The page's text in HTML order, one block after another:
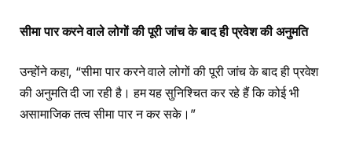
सीमा पार करने वाले लोगों की पूरी जांच के बाद ही प्रवेश की अनुमति
उन्होंने कहा, “सीमा पार करने वाले लोगों की पूरी जांच के बाद ही प्रवेश
की अनुमति दी जा रही है। हम यह सुनिश्चित कर रहे हैं कि कोई भी
असामाजिक तत्व सीमा पार न कर सके।”